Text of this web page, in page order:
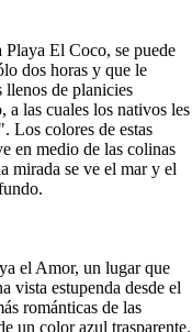
Playa El Coco, se puede
dos horas y que le
llenos de planicies
a las cuales los nativos les
Los colores de estas
en medio de las colinas
mirada se ve el mar y el
el Amor, un lugar que
vista estupenda desde el
románticas de las
un color azul trasparente.